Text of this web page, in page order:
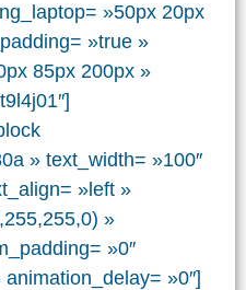
»50px 20px
»true »
85px 200px »
» text_width= »100″
»left »
»
»0″
»0″]